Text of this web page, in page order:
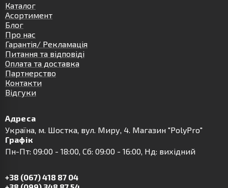
Каталог
Асортимент
Блог
Про нас
Гарантія/ Рекламація
Питання та відповіді
Оплата та доставка
Партнерство
Контакти
Відгуки
Адреса
Українa, м. Шостка, вул. Миру, 4. Магазин "PolyPro"
Графік
Пн-Пт: 09:00 - 18:00, Сб: 09:00 - 16:00, Нд: вихідний
+38 (067) 418 87 04